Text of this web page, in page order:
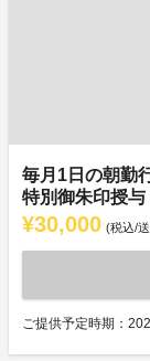
毎月1日の朝勤
特別御朱印授与
¥30,000 (税込/
ご提供予定時期：